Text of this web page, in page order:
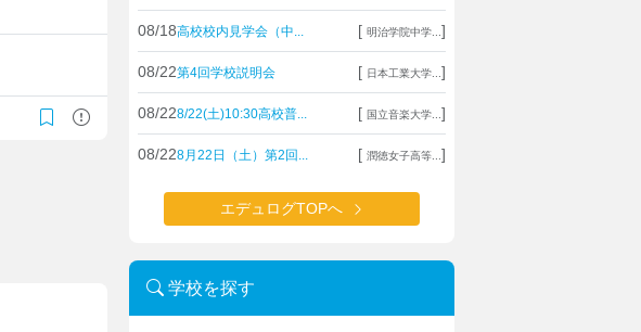
08/18高校校内見学会（中... [ 明治学院中学... ]
08/22第4回学校説明会 [ 日本工業大学... ]
08/228/22(土)10:30高校普... [ 国立音楽大学... ]
08/228月22日（土）第2回... [ 潤徳女子高等... ]
エデュログTOPへ
学校を探す